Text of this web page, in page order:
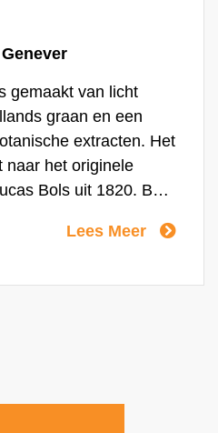
gemaakt van licht
graan en een
extracten. Het
naar het originele
Bols uit 1820. Bols
gehalte moutwijn,
perfect voor zowel
Lees Meer